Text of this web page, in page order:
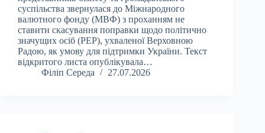
суспільства звернулася до Міжнародного
валютного фонду (МВФ) з проханням не
ставити скасування поправки щодо політично
значущих осіб (PEP), ухваленої Верховною
Радою, як умову для підтримки України. Текст
відкритого листа опублікувала…
Філіп Середа
27.07.2026